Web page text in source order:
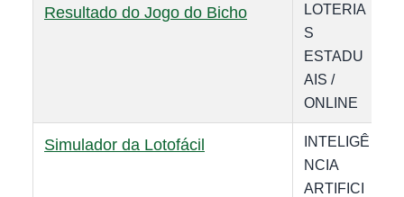
Resultado do Jogo do Bicho
LOTERIA
S
ESTADU
AIS /
ONLINE
Simulador da Lotofácil
INTELIGÊ
NCIA
ARTIFICI